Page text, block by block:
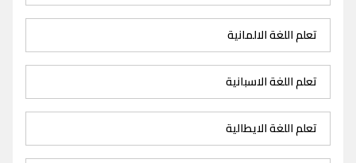
تعلم اللغة الالمانية
تعلم اللغة الاسبانية
تعلم اللغة الايطالية